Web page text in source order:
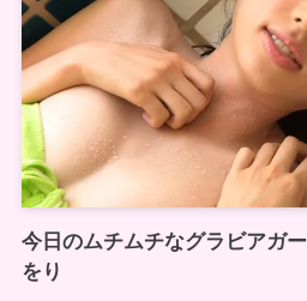
今日のムチムチなグラビアガ
をり